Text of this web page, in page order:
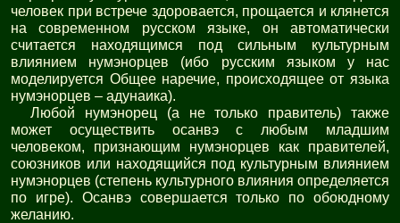
человек при встрече здоровается, прощается и клянется
на современном русском языке, он автоматически
считается находящимся под сильным культурным
влиянием нумэнорцев (ибо русским языком у нас
моделируется Общее наречие, происходящее от языка
нумэнорцев – адунаика).
Любой нумэнорец (а не только правитель) также
может осуществить осанвэ с любым младшим
человеком, признающим нумэнорцев как правителей,
союзников или находящийся под культурным влиянием
нумэнорцев (степень культурного влияния определяется
по игре). Осанвэ совершается только по обоюдному
желанию.